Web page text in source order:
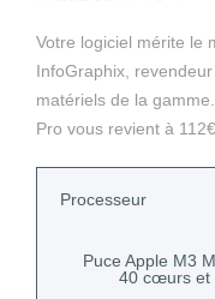
Votre logiciel mérite le
InfoGraphix,
matériels de la
Pro vous revient à
Processeur
Puce Apple M3
40 cœurs et